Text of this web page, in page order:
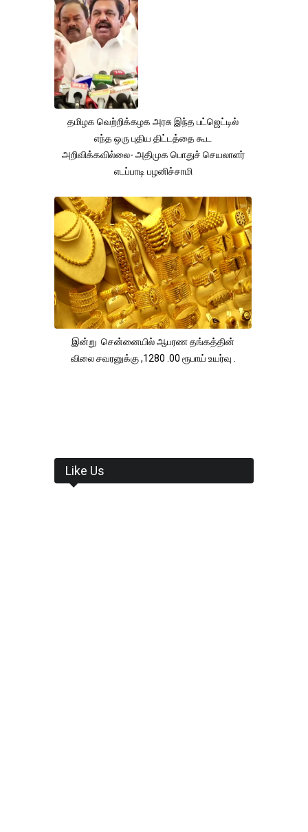
தமிழக வெற்றிக்கழக அரசு இந்த பட்ஜெட்டில்
எந்த ஒரு புதிய திட்டத்தை கூட
அறிவிக்கவில்லை- அதிமுக பொதுச் செயலாளர்
எடப்பாடி பழனிச்சாமி
இன்று சென்னையில் ஆபரண தங்கத்தின்
விலை சவரனுக்கு ,1280 .00 ரூபாய் உயர்வு .
Like Us